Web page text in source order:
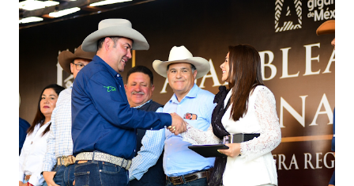
Corazón Urbano y el Municipio capital. Leo Montañez
informó que en este programa se usarán cerca de 90 mil
metros cuadrados de pintura, para dar inicio en la calle
Nieto, entre Jesús F. Elizondo y la calle 22 de Octubre, con
lo que se aplicará pintura en 66 casas. Posteriormente se
llevará este programa a Villas de Nuestra Señora de la
Asunción, Avenida Alameda y Decreto 27 de Septiembre, en
los edificios FOVISSSTE Ojo de Agua, en la comunidad